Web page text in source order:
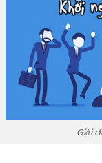
Giải